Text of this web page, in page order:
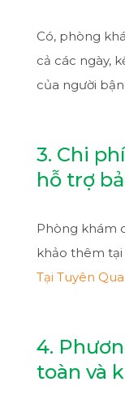
Có, phòng
cả các ngày,
của người
3. Chi
hỗ trợ
Phòng khám
khảo thêm tại
Tại Tuyên
4.
toàn và